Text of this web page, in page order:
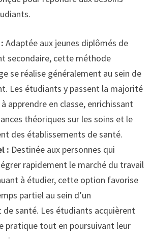
Adaptée aux jeunes diplômés de
secondaire, cette méthode
se réalise généralement au sein de
Les étudiants y passent la majorité
apprendre en classe, enrichissant
théoriques sur les soins et le
des établissements de santé.
: Destinée aux personnes qui
rapidement le marché du travail
à étudier, cette option favorise
partiel au sein d’un
santé. Les étudiants acquièrent
pratique tout en poursuivant leur